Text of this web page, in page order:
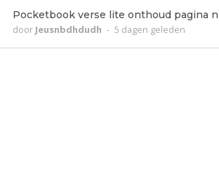
Pocketbook verse lite onthoud pagina
door Jeusnbdhdudh - 5 dagen geleden